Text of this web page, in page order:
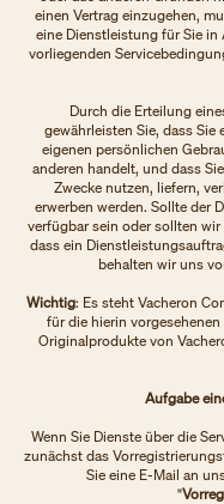
einen Vertrag einzugehen,
eine Dienstleistung für Sie
vorliegenden
Durch die Erteilung
gewährleisten Sie, dass
eigenen persönlichen
anderen handelt, und dass
Zwecke nutzen, liefern,
erwerben werden. Sollte der
verfügbar sein oder sollten
dass ein
behalten wir uns
Wichtig: Es steht Vacheron
für die hierin
Originalprodukte von
Aufgabe
Wenn Sie Dienste über die
zunächst das
Sie eine E-Mail an
"